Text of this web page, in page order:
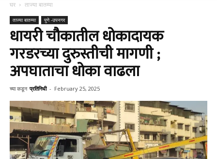
घर ताज्या बातम्या
ताज्या बातम्या पुणे -उपनगर
धायरी चौकातील धोकादायक
गरडरच्या दुरुस्तीची मागणी ;
अपघाताचा धोका वाढला
च्या कडून प्रतिनिधी - February 25, 2025